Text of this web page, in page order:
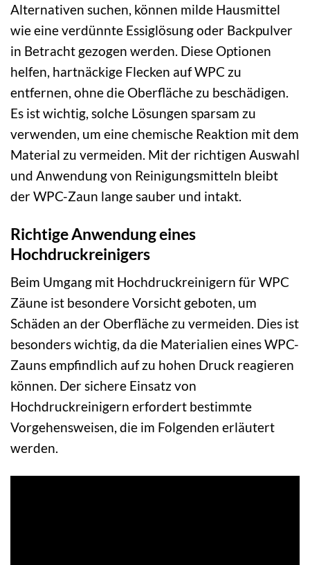
Alternativen suchen, können milde Hausmittel
wie eine verdünnte Essiglösung oder Backpulver
in Betracht gezogen werden. Diese Optionen
helfen, hartnäckige Flecken auf WPC zu
entfernen, ohne die Oberfläche zu beschädigen.
Es ist wichtig, solche Lösungen sparsam zu
verwenden, um eine chemische Reaktion mit dem
Material zu vermeiden. Mit der richtigen Auswahl
und Anwendung von Reinigungsmitteln bleibt
der WPC-Zaun lange sauber und intakt.
Richtige Anwendung eines
Hochdruckreinigers
Beim Umgang mit Hochdruckreinigern für WPC
Zäune ist besondere Vorsicht geboten, um
Schäden an der Oberfläche zu vermeiden. Dies ist
besonders wichtig, da die Materialien eines WPC-
Zauns empfindlich auf zu hohen Druck reagieren
können. Der sichere Einsatz von
Hochdruckreinigern erfordert bestimmte
Vorgehensweisen, die im Folgenden erläutert
werden.